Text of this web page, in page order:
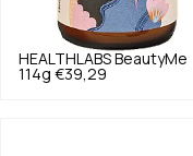
HEALTHLABS BeautyMe
114g €39,29